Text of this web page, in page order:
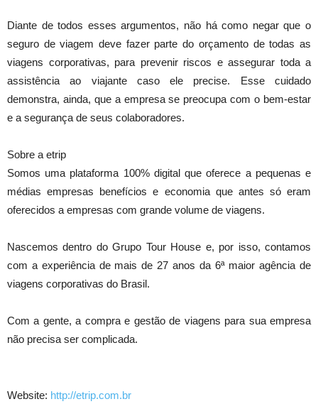
Diante de todos esses argumentos, não há como negar que o
seguro de viagem deve fazer parte do orçamento de todas as
viagens corporativas, para prevenir riscos e assegurar toda a
assistência ao viajante caso ele precise. Esse cuidado
demonstra, ainda, que a empresa se preocupa com o bem-estar
e a segurança de seus colaboradores.
Sobre a etrip
Somos uma plataforma 100% digital que oferece a pequenas e
médias empresas benefícios e economia que antes só eram
oferecidos a empresas com grande volume de viagens.
Nascemos dentro do Grupo Tour House e, por isso, contamos
com a experiência de mais de 27 anos da 6ª maior agência de
viagens corporativas do Brasil.
Com a gente, a compra e gestão de viagens para sua empresa
não precisa ser complicada.
Website: http://etrip.com.br